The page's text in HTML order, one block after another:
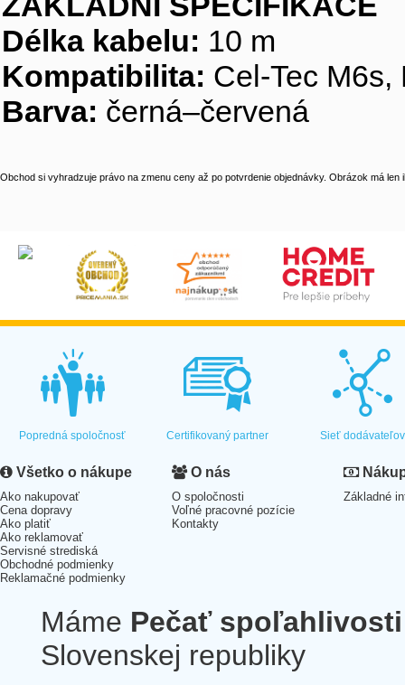
Délka kabelu: 10 m
Kompatibilita: Cel-Tec M6s,
Barva: černá–červená
Obchod si vyhradzuje právo na zmenu ceny až po potvrdenie objednávky. Obrázok má len
Popredná spoločnosť Certifikovaný partner Sieť dodávateľov
Všetko o nákupe
Ako nakupovať
Cena dopravy
Ako platiť
Ako reklamovať
Servisné strediská
Obchodné podmienky
Reklamačné podmienky
O nás
O spoločnosti
Voľné pracovné pozície
Kontakty
Základné
Máme Pečať spoľahlivosti
Slovenskej republiky